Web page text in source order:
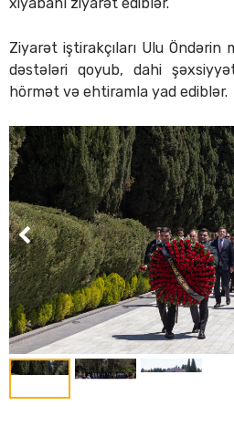
Ziyarət iştirakçıları Ulu Öndərin
dəstələri qoyub, dahi
hörmət və ehtiramla yad ediblər.